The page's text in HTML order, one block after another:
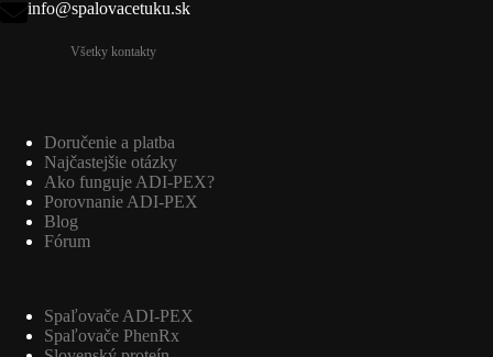
info@spalovacetuku.sk
Všetky kontakty
Doručenie a platba
Najčastejšie otázky
Ako funguje ADI-PEX?
Porovnanie ADI-PEX
Blog
Fórum
Spaľovače ADI-PEX
Spaľovače PhenRx